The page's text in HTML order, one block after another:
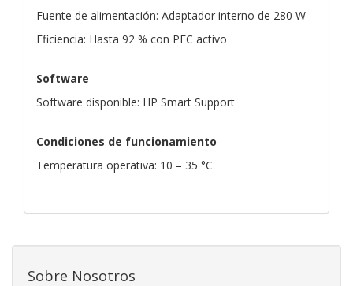
Fuente de alimentación: Adaptador interno de 280 W
Eficiencia: Hasta 92 % con PFC activo
Software
Software disponible: HP Smart Support
Condiciones de funcionamiento
Temperatura operativa: 10 – 35 °C
Sobre Nosotros